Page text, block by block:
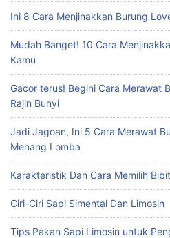
Ini 8 Cara Menjinakkan Burung
Mudah Banget! 10 Cara
Kamu
Gacor terus! Begini Cara Merawat
Rajin Bunyi
Jadi Jagoan, Ini 5 Cara Merawat
Menang Lomba
Karakteristik Dan Cara Memilih
Ciri-Ciri Sapi Simental Dan Limosin
Tips Pakan Sapi Limosin untuk